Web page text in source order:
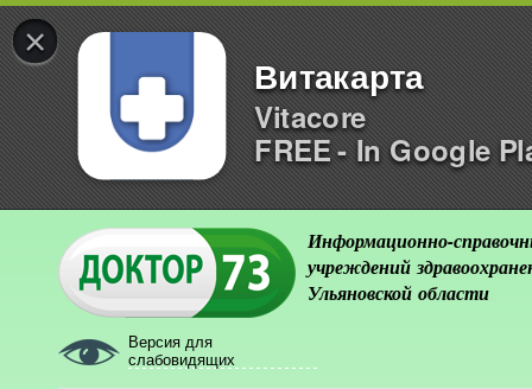
×
Витакарта
Vitacore
FREE - In Google
Версия для
слабовидящих
Информационно-
учреждений
Ульяновской области